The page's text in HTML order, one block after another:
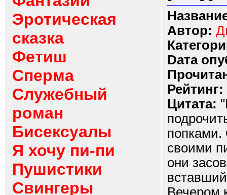
Эротическая
сказка
Фетиш
Сперма
Служебный
роман
Бисексуалы
Я хочу пи-пи
Пушистики
Свингеры
Автор:
Dата
Рейтинг:
Цитата:
попками.
своими
они
Вечером